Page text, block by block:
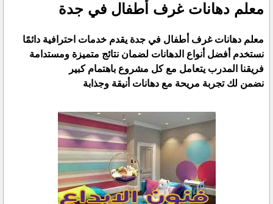
معلم دهانات غرف أطفال في جدة
معلم دهانات غرف أطفال في جدة يقدم خدمات احترافية دائمًا
نستخدم أفضل أنواع الدهانات لضمان نتائج متميزة ومستدامة
فريقنا المدرب يتعامل مع كل مشروع باهتمام كبير
نضمن لك تجربة مريحة مع دهانات أنيقة وجذابة